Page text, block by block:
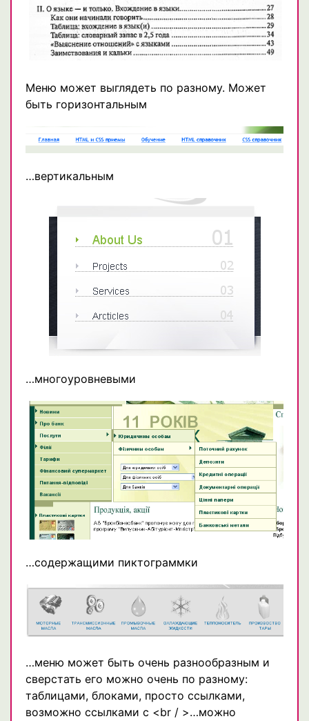
Меню может выглядеть по разному. Может
быть горизонтальным
…вертикальным
…многоуровневыми
…содержащими пиктограммки
…меню может быть очень разнообразным и
сверстать его можно очень по разному:
таблицами, блоками, просто сcылками,
возможно ссылками с <br / >…можно